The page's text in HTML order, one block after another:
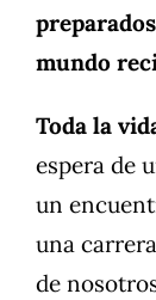
mundo
Toda la
espera de
un
una
de